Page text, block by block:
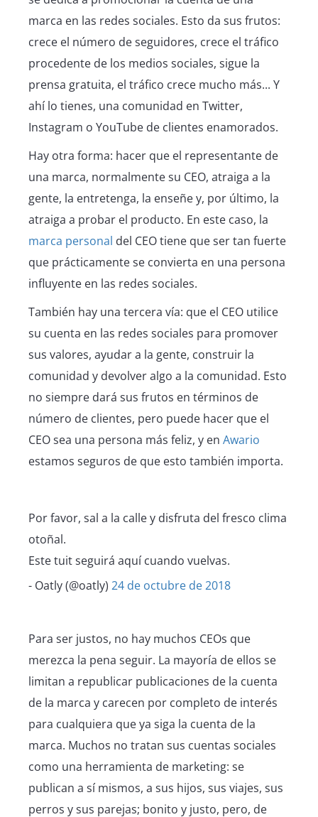
marca en las redes sociales. Esto da sus frutos:
crece el número de seguidores, crece el tráfico
procedente de los medios sociales, sigue la
prensa gratuita, el tráfico crece mucho más... Y
ahí lo tienes, una comunidad en Twitter,
Instagram o YouTube de clientes enamorados.
Hay otra forma: hacer que el representante de
una marca, normalmente su CEO, atraiga a la
gente, la entretenga, la enseñe y, por último, la
atraiga a probar el producto. En este caso, la
marca personal del CEO tiene que ser tan fuerte
que prácticamente se convierta en una persona
influyente en las redes sociales.
También hay una tercera vía: que el CEO utilice
su cuenta en las redes sociales para promover
sus valores, ayudar a la gente, construir la
comunidad y devolver algo a la comunidad. Esto
no siempre dará sus frutos en términos de
número de clientes, pero puede hacer que el
CEO sea una persona más feliz, y en Awario
estamos seguros de que esto también importa.
Por favor, sal a la calle y disfruta del fresco clima
otoñal.
Este tuit seguirá aquí cuando vuelvas.
- Oatly (@oatly) 24 de octubre de 2018
Para ser justos, no hay muchos CEOs que
merezca la pena seguir. La mayoría de ellos se
limitan a republicar publicaciones de la cuenta
de la marca y carecen por completo de interés
para cualquiera que ya siga la cuenta de la
marca. Muchos no tratan sus cuentas sociales
como una herramienta de marketing: se
publican a sí mismos, a sus hijos, sus viajes, sus
perros y sus parejas; bonito y justo, pero, de